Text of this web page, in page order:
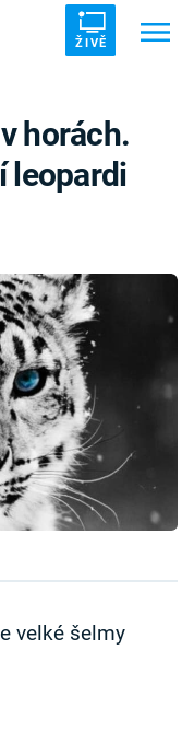
ŽIVĚ
horách.
leopardi
velké šelmy